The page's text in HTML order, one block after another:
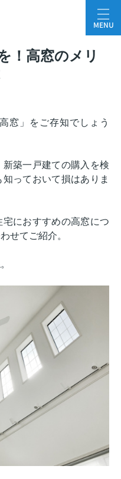
MENU
！高窓のメリ
窓」をご存知でしょう
築一戸建ての購入を検
っておいて損はありま
におすすめの高窓につ
せてご紹介。